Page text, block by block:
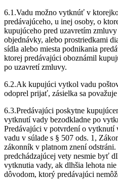
6.1.Vadu možno vytknúť v
predávajúceho, u inej osoby, o
kupujúceho pred uzavretím
objednávky, alebo prostriedkami
sídla alebo miesta podnikania
ktorej predávajúci oboznámil
po uzavretí zmluvy.
6.2.Ak kupujúci vytkol vadu
odoprel prijať, zásielka sa
6.3.Predávajúci poskytne
vytknutí vady bezodkladne po
Predávajúci v potvrdení o vytknutí
vadu v súlade s § 507 ods. 1,
zákonník v platnom znení
predchádzajúcej vety nesmie byť
vytknutia vady, ak dlhšia lehota
dôvodom, ktorý predávajúci